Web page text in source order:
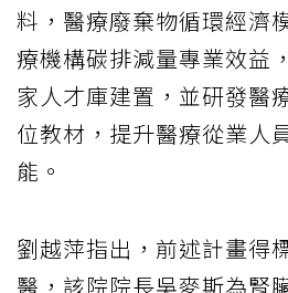
料，醫療廢棄物循環經濟
療機構碳排減量專業效益
家人才庫建置，並研發醫
位教材，提升醫療從業人
能。
劉越萍指出，前述計畫得
醫，該院院長吳麥斯為腎